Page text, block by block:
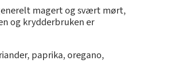
magert og svært mørt,
og krydderbruken er
paprika, oregano,